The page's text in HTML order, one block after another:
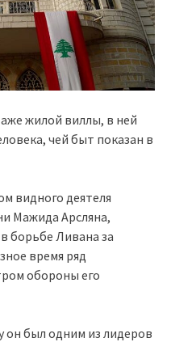
жилой виллы, в ней
чей быт показан в
видного деятеля
Мажида Арсляна,
борьбе Ливана за
время ряд
обороны его
он был одним из лидеров